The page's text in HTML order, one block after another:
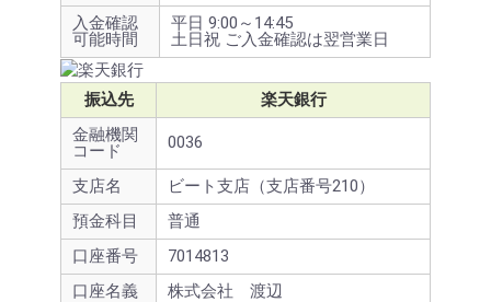
入金確認
可能時間
平日 9:00～14:45
土日祝 ご入金確認は翌営業日
振込先
楽天銀行
金融機関
コード
0036
支店名
ビート支店（支店番号210）
預金科目
普通
口座番号
7014813
口座名義
株式会社 渡辺